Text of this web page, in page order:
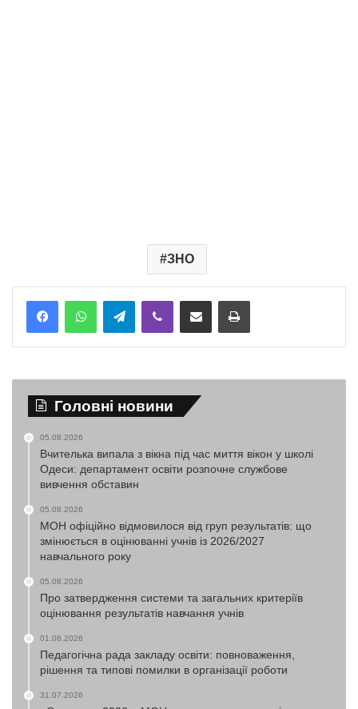
ЗНО
TelegramViber Надіслати електронною поштоюНадрукувати
Головні новини
05.08.2026
Вчителька випала з вікна під час миття вікон у школі
Одеси: департамент освіти розпочне службове
вивчення обставин
05.08.2026
МОН офіційно відмовилося від груп результатів: що
змінюється в оцінюванні учнів із 2026/2027
навчального року
05.08.2026
Про затвердження системи та загальних критеріїв
оцінювання результатів навчання учнів
01.08.2026
Педагогічна рада закладу освіти: повноваження,
рішення та типові помилки в організації роботи
31.07.2026